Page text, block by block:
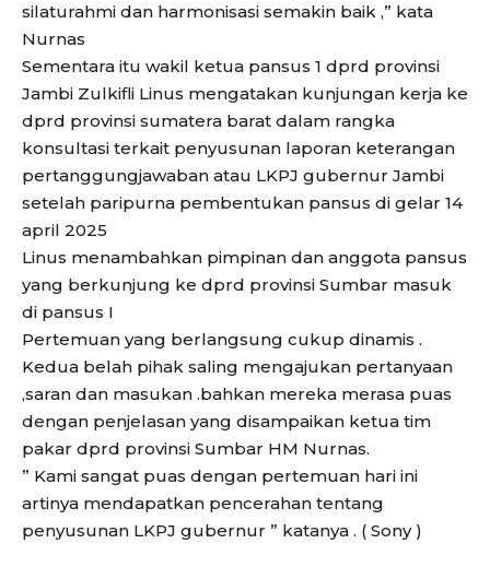
silaturahmi dan harmonisasi semakin baik ,” kata
Nurnas
Sementara itu wakil ketua pansus 1 dprd provinsi
Jambi Zulkifli Linus mengatakan kunjungan kerja ke
dprd provinsi sumatera barat dalam rangka
konsultasi terkait penyusunan laporan keterangan
pertanggungjawaban atau LKPJ gubernur Jambi
setelah paripurna pembentukan pansus di gelar 14
april 2025
Linus menambahkan pimpinan dan anggota pansus
yang berkunjung ke dprd provinsi Sumbar masuk
di pansus I
Pertemuan yang berlangsung cukup dinamis .
Kedua belah pihak saling mengajukan pertanyaan
,saran dan masukan .bahkan mereka merasa puas
dengan penjelasan yang disampaikan ketua tim
pakar dprd provinsi Sumbar HM Nurnas.
” Kami sangat puas dengan pertemuan hari ini
artinya mendapatkan pencerahan tentang
penyusunan LKPJ gubernur ” katanya . ( Sony )